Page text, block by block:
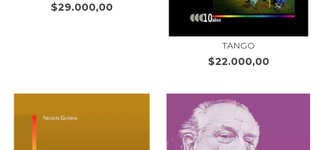
$29.000,00
TANGO
$22.000,00